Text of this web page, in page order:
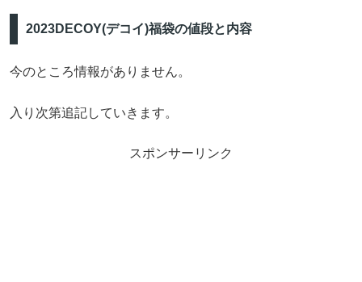
2023DECOY(デコイ)福袋の値段と内容
今のところ情報がありません。
入り次第追記していきます。
スポンサーリンク